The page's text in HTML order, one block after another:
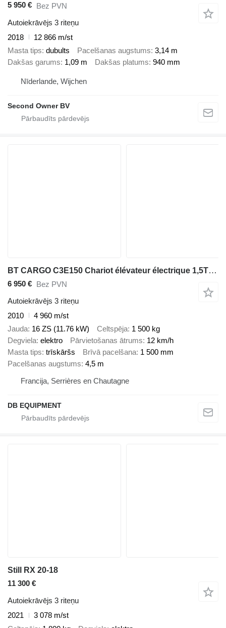
5 950 € Bez PVN
Autoiekrāvējs 3 riteņu
2018
12 866 m/st
Masta tips dubults Pacelšanas augstums 3,14 m
Dakšas garums 1,09 m Dakšas platums 940 mm
Nīderlande, Wijchen
Second Owner BV
BT CARGO C3E150 Chariot élévateur électrique 1,5T / 4,5m
6 950 € Bez PVN
Autoiekrāvējs 3 riteņu
2010
4 960 m/st
Jauda 16 ZS (11.76 kW) Celtspēja 1 500 kg
Degviela elektro Pārvietošanas ātrums 12 km/h
Masta tips trīskāršs Brīvā pacelšana 1 500 mm
Pacelšanas augstums 4,5 m
Francija, Serrières en Chautagne
DB EQUIPMENT
Still RX 20-18
11 300 €
Autoiekrāvējs 3 riteņu
2021
3 078 m/st